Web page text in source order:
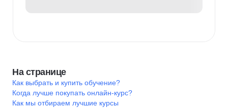
На странице
Как выбрать и купить обучение?
Когда лучше покупать онлайн-курс?
Как мы отбираем лучшие курсы